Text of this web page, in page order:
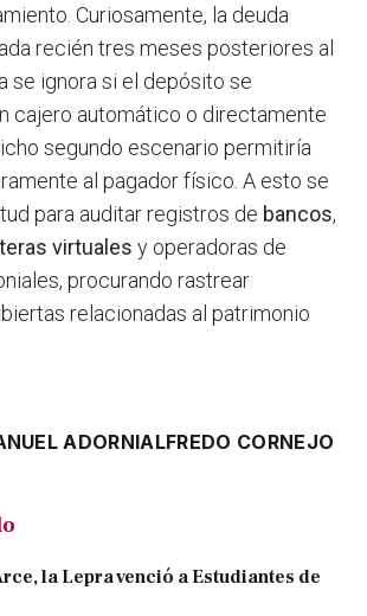
Curiosamente, la deuda
recién tres meses posteriores al
se ignora si el depósito se
cajero automático o directamente
segundo escenario permitiría
al pagador físico. A esto se
para auditar registros de bancos,
virtuales y operadoras de
procurando rastrear
relacionadas al patrimonio
ADORNIALFREDO CORNEJO
la Lepra venció a Estudiantes de